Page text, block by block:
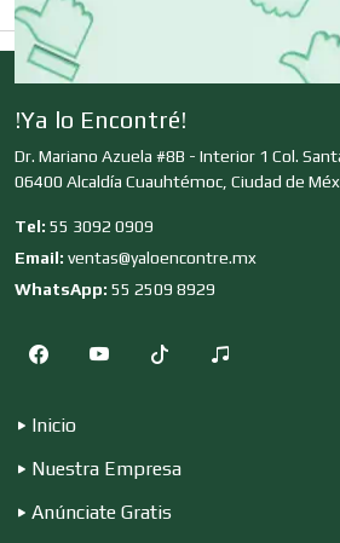
Clínicas de Rehabilitación
Clubes Deportivos
Cocinas Integrales
Compresores de aire
!Ya lo Encontré!
Dr. Mariano Azuela #8B - Interior 1 Col.
06400 Alcaldía Cuauhtémoc, Ciudad de
Tel: 55 3092 0909
Email: ventas@yaloencontre.mx
WhatsApp: 55 2509 8929
Inicio
Nuestra Empresa
Anúnciate Gratis